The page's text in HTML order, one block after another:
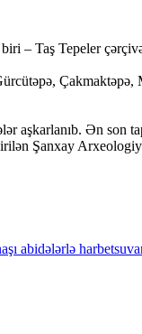
– Taş Tepeler
Çakmaktəpə,
aşkarlanıb. Ən son
Şanxay
abidələrlə